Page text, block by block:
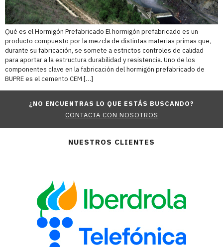
Qué es el Hormigón Prefabricado El hormigón prefabricado es un
producto compuesto por la mezcla de distintas materias primas que,
durante su fabricación, se somete a estrictos controles de calidad
para aportar a la estructura durabilidad y resistencia. Uno de los
componentes clave en la fabricación del hormigón prefabricado de
BUPRE es el cemento CEM […]
¿NO ENCUENTRAS LO QUE ESTÁS BUSCANDO?
CONTACTA CON NOSOTROS
NUESTROS CLIENTES